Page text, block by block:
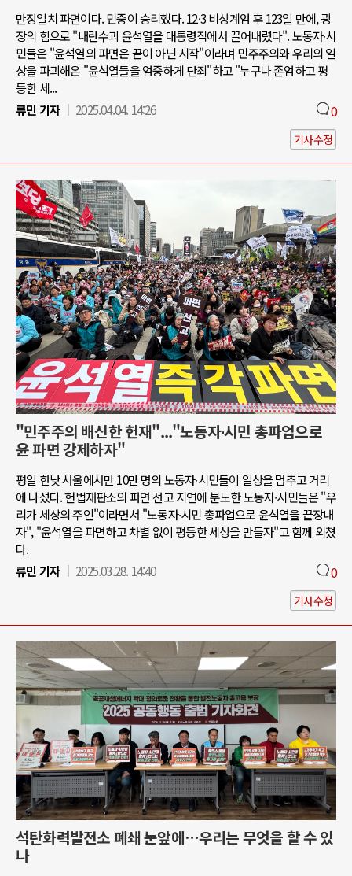
만장일치 파면이다. 민중이 승리했다. 12·3 비상계엄 후 123일 만에, 광
장의 힘으로 "내란수괴 윤석열을 대통령직에서 끌어내렸다". 노동자∙시
민들은 "윤석열의 파면은 끝이 아닌 시작"이라며 민주주의와 우리의 일
상을 파괴해온 "윤석열들을 엄중하게 단죄"하고 "누구나 존엄하고 평
등한 세...
류민 기자
2025.04.04. 14:26 0
기사수정
"민주주의 배신한 헌재"..."노동자∙시민 총파업으로
윤 파면 강제하자"
평일 한낮 서울에서만 10만 명의 노동자∙시민들이 일상을 멈추고 거리
에 나섰다. 헌법재판소의 파면 선고 지연에 분노한 노동자∙시민들은 "우
리가 세상의 주인"이라면서 "노동자∙시민 총파업으로 윤석열을 끝장내
자", "윤석열을 파면하고 차별 없이 평등한 세상을 만들자"고 함께 외쳤
다.
류민 기자
2025.03.28. 14:40 0
기사수정
석탄화력발전소 폐쇄 눈앞에…우리는 무엇을 할 수 있
나